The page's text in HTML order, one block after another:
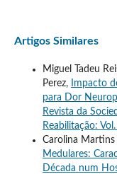
Artigos Similares
Miguel Tadeu
Perez,
Impacto
para Dor
Revista da
Reabilitação:
Carolina
Medulares:
Década num